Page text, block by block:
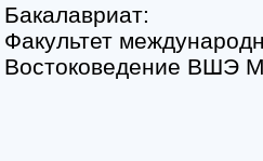
Бакалавриат:
Факультет
Востоковедение ВШЭ